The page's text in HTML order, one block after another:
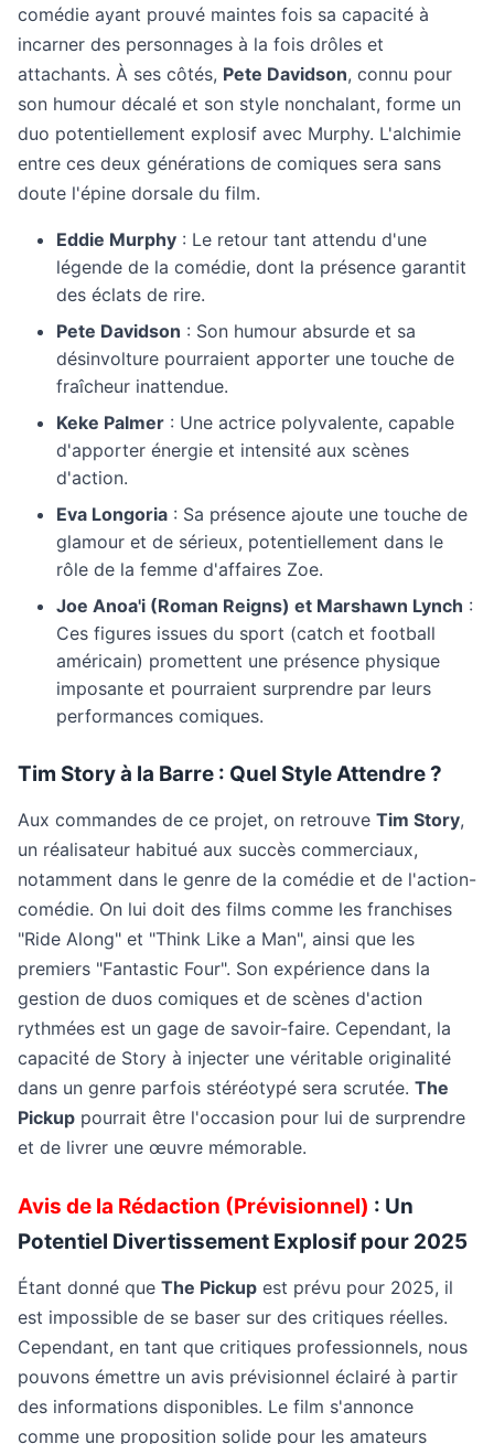
comédie ayant prouvé maintes fois sa capacité à
incarner des personnages à la fois drôles et
attachants. À ses côtés, Pete Davidson, connu pour
son humour décalé et son style nonchalant, forme un
duo potentiellement explosif avec Murphy. L'alchimie
entre ces deux générations de comiques sera sans
doute l'épine dorsale du film.
Eddie Murphy : Le retour tant attendu d'une
légende de la comédie, dont la présence garantit
des éclats de rire.
Pete Davidson : Son humour absurde et sa
désinvolture pourraient apporter une touche de
fraîcheur inattendue.
Keke Palmer : Une actrice polyvalente, capable
d'apporter énergie et intensité aux scènes
d'action.
Eva Longoria : Sa présence ajoute une touche de
glamour et de sérieux, potentiellement dans le
rôle de la femme d'affaires Zoe.
Joe Anoa'i (Roman Reigns) et Marshawn Lynch :
Ces figures issues du sport (catch et football
américain) promettent une présence physique
imposante et pourraient surprendre par leurs
performances comiques.
Tim Story à la Barre : Quel Style Attendre ?
Aux commandes de ce projet, on retrouve Tim Story,
un réalisateur habitué aux succès commerciaux,
notamment dans le genre de la comédie et de l'action-
comédie. On lui doit des films comme les franchises
"Ride Along" et "Think Like a Man", ainsi que les
premiers "Fantastic Four". Son expérience dans la
gestion de duos comiques et de scènes d'action
rythmées est un gage de savoir-faire. Cependant, la
capacité de Story à injecter une véritable originalité
dans un genre parfois stéréotypé sera scrutée. The
Pickup pourrait être l'occasion pour lui de surprendre
et de livrer une œuvre mémorable.
Avis de la Rédaction (Prévisionnel) : Un
Potentiel Divertissement Explosif pour 2025
Étant donné que The Pickup est prévu pour 2025, il
est impossible de se baser sur des critiques réelles.
Cependant, en tant que critiques professionnels, nous
pouvons émettre un avis prévisionnel éclairé à partir
des informations disponibles. Le film s'annonce
comme une proposition solide pour les amateurs